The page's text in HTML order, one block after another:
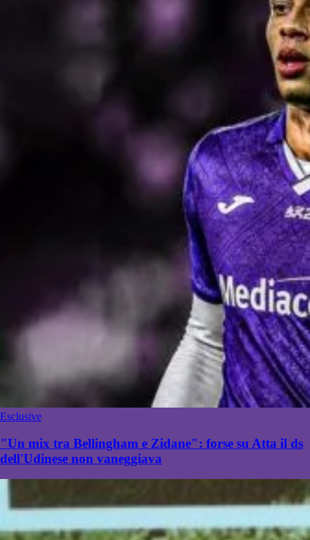
Esclusive
"Un mix tra Bellingham e Zidane": forse su Atta il ds
dell'Udinese non vaneggiava